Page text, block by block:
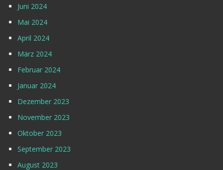
Juni 2024
Mai 2024
April 2024
März 2024
Februar 2024
Januar 2024
Dezember 2023
November 2023
Oktober 2023
September 2023
August 2023